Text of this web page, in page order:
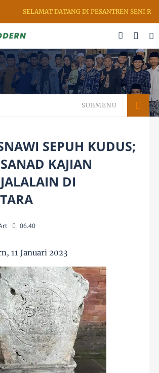
SELAMAT DATANG DI PESANTREN SENI
SUBMENU
SEPUH KUDUS;
KAJIAN
DI
06.40
11 Januari 2023